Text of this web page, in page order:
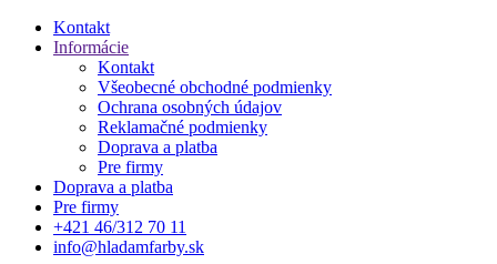
Kontakt
Informácie
Kontakt
Všeobecné obchodné podmienky
Ochrana osobných údajov
Reklamačné podmienky
Doprava a platba
Pre firmy
Doprava a platba
Pre firmy
+421 46/312 70 11
info@hladamfarby.sk